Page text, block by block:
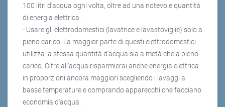
100 litri d'acqua ogni volta, oltre ad una notevole quantità
di energia elettrica.
- Usare gli elettrodomestici (lavatrice e lavastoviglie) solo a
pieno carico. La maggior parte di questi elettrodomestici
utilizza la stessa quantità d'acqua sia a metà che a pieno
carico. Oltre all'acqua risparmierai anche energia elettrica
in proporzioni ancora maggiori scegliendo i lavaggi a
basse temperature e comprando apparecchi che facciano
economia d'acqua.